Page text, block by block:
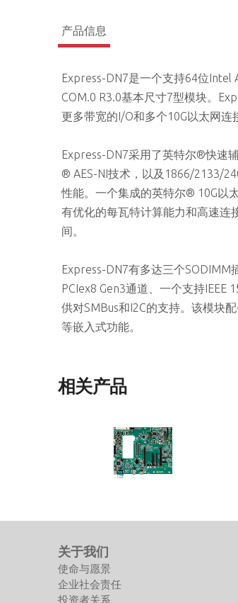
产品信息
Express-DN7是一个支持64位Intel
COM.0 R3.0基本尺寸7型模块。
更多带宽的I/O和多个10G以太网连
Express-DN7采用了英特尔®快速
® AES-NI技术，以及1866/2133/
性能。一个集成的英特尔® 10G以
有优化的每瓦特计算能力和高速连
间。
Express-DN7有多达三个SODIMM
PCIex8 Gen3通道、一个支持IEEE
供对SMBus和I2C的支持。该模块
等嵌入式功能。
相关产品
板，ATX 架构
关于我们
使命与愿景
企业社会责任
投资者关系